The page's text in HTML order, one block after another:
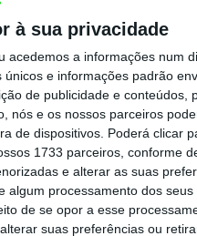
à sua privacidade
acedemos a informações num
e informações padrão
de publicidade e conteúdos,
nós e os nossos parceiros
de dispositivos. Poderá clicar
1733 parceiros, conforme
e alterar as suas
algum processamento dos
de se opor a esse
suas preferências ou
com a crise
Confirmada a 16
Passos Coelho e da
de a maioria dos
(PER),rejeitar o
ficaria com 90%
de apenas 30